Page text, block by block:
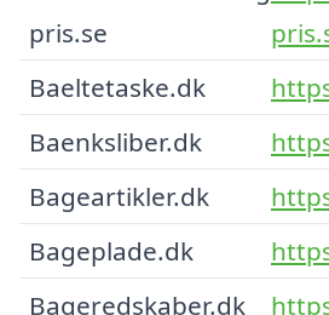
pris.se
Baeltetaske.dk
Baenksliber.dk
Bageartikler.dk
Bageplade.dk
Bageredskaber.dk